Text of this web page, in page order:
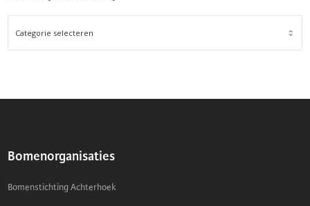
FILTER
ONDERWERP
Bomenorganisaties
Bomenstichting Achterhoek